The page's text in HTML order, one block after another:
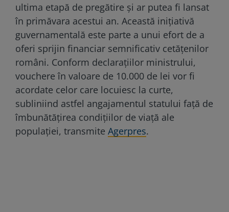
ultima etapă de pregătire și ar putea fi lansat
în primăvara acestui an. Această inițiativă
guvernamentală este parte a unui efort de a
oferi sprijin financiar semnificativ cetățenilor
români. Conform declarațiilor ministrului,
vouchere în valoare de 10.000 de lei vor fi
acordate celor care locuiesc la curte,
subliniind astfel angajamentul statului față de
îmbunătățirea condițiilor de viață ale
populației, transmite Agerpres.